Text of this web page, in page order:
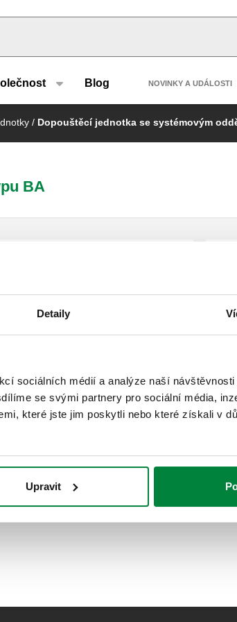
Detaily
sociálních médií a analýze naší
se svými partnery pro sociální média,
které jste jim poskytli nebo které získali v
Upravit
Blog Header
NOVINKY A UDÁLOSTI
/ Dopouštěcí jednotka se systémovým
BA